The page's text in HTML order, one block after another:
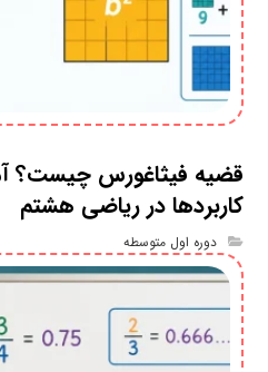
قضیه فیثاغورس چیست؟
کاربردها در ریاضی هشتم
دوره اول متوسطه